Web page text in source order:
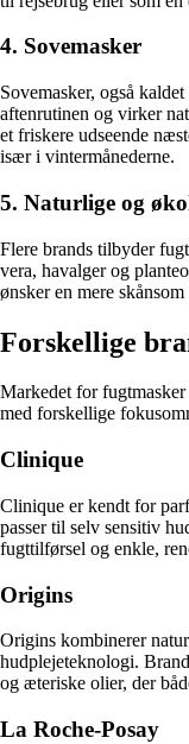
4. Sovemasker
Sovemasker, også
aftenrutinen og virker
et friskere udseende
især i vintermånederne.
5. Naturlige og
Flere brands tilbyder
vera, havalger og
ønsker en mere
Forskellige
Markedet for
med forskellige
Clinique
Clinique er kendt for
passer til selv sensitiv
fugttilførsel og enkle,
Origins
Origins kombinerer
hudplejeteknologi.
og æteriske olier, der
La Roche-Posay